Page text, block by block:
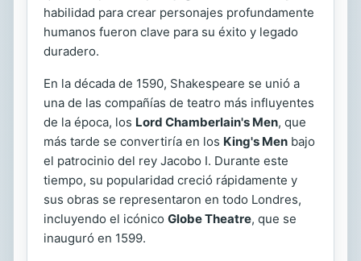
habilidad para crear personajes profundamente
humanos fueron clave para su éxito y legado
duradero.
En la década de 1590, Shakespeare se unió a
una de las compañías de teatro más influyentes
de la época, los Lord Chamberlain's Men, que
más tarde se convertiría en los King's Men bajo
el patrocinio del rey Jacobo I. Durante este
tiempo, su popularidad creció rápidamente y
sus obras se representaron en todo Londres,
incluyendo el icónico Globe Theatre, que se
inauguró en 1599.